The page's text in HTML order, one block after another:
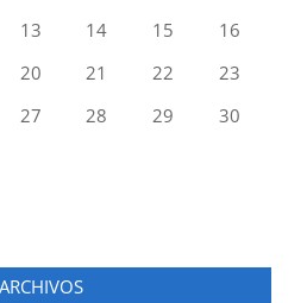
13 14 15
16
20 21 22
23
27 28 29
30
ARCHIVOS